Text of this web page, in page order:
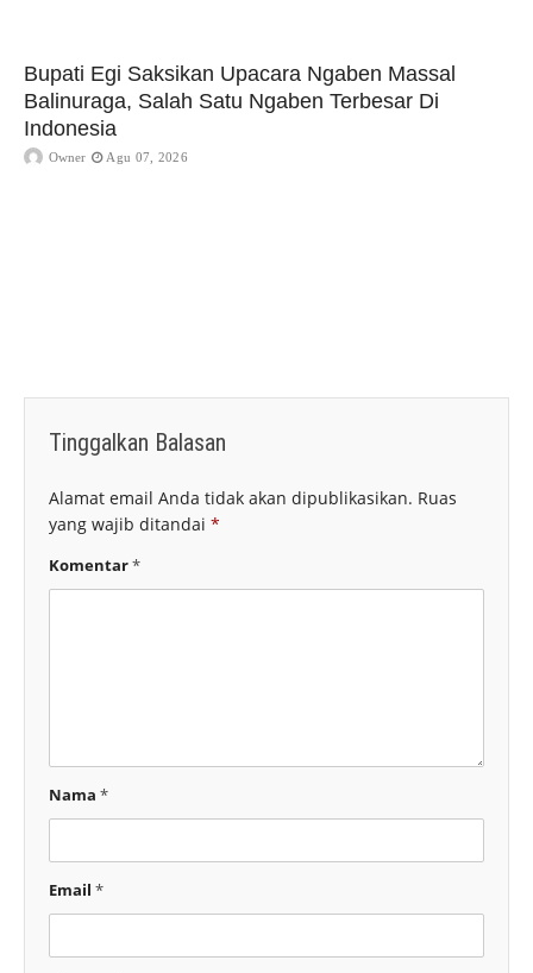
Bupati Egi Saksikan Upacara Ngaben Massal
Balinuraga, Salah Satu Ngaben Terbesar Di
Indonesia
Owner Agu 07, 2026
Tinggalkan Balasan
Alamat email Anda tidak akan dipublikasikan. Ruas
yang wajib ditandai *
Komentar*
Nama *
Email *